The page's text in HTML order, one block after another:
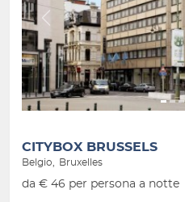
Indietro
CITYBOX BRUSSELS
Belgio Bruxelles
da € 46 per persona a notte